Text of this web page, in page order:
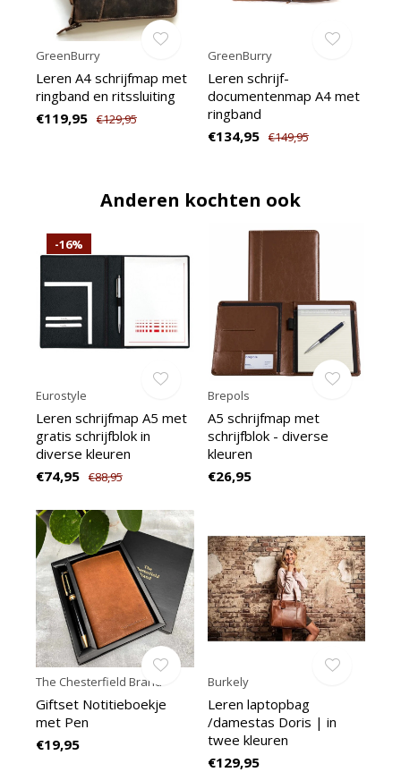
GreenBurry
Leren A4 schrijfmap met
ringband en ritssluiting
€119,95 €129,95
GreenBurry
Leren schrijf-
documentenmap A4 met
ringband
€134,95 €149,95
Anderen kochten ook
-16%
Eurostyle
Leren schrijfmap A5 met
gratis schrijfblok in
diverse kleuren
€74,95 €88,95
Brepols
A5 schrijfmap met
schrijfblok - diverse
kleuren
€26,95
The Chesterfield Brand
Giftset Notitieboekje
met Pen
€19,95
Burkely
Leren laptopbag
/damestas Doris | in
twee kleuren
€129,95